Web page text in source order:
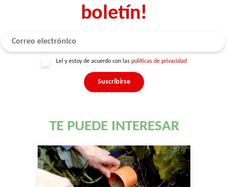
boletín!
Leí y estoy de acuerdo con las políticas de privacidad
TE PUEDE INTERESAR
-->